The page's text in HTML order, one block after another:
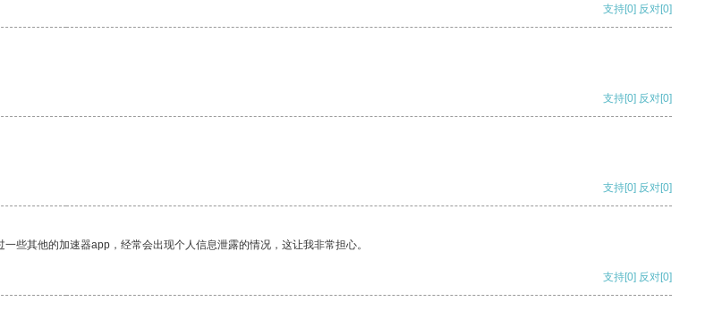
支持[0] 反对[0]
支持[0] 反对[0]
支持[0] 反对[0]
些其他的加速器app，经常会出现个人信息泄露的情况，这让我非常担心。
支持[0] 反对[0]